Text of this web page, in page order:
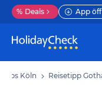
% Deals App
Köln Reisetipp